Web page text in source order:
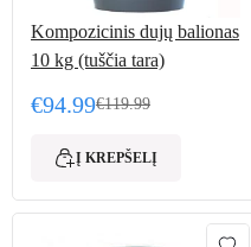
Kompozicinis dujų balionas
10 kg (tuščia tara)
€119.99
Original price was:
€94.99
Current price is: €94.99.
Į KREPŠELĮ